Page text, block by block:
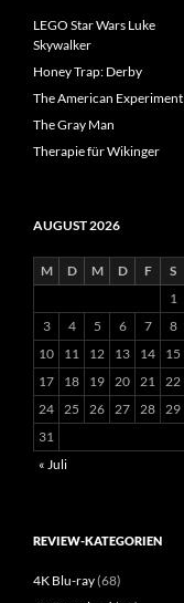
LEGO Star Wars Luke
Skywalker
Honey Trap: Derby
The American Experiment
The Gray Man
Therapie für Wikinger
AUGUST 2026
M D M D F S
1
3
4 5 6 7 8
10
11 12 13 14 15
17
18 19 20 21 22
24 25 26 27 28 29
31
« Juli
REVIEW-KATEGORIEN
4K Blu-ray(68)